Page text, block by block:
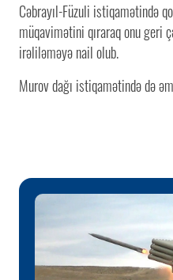
Cəbrayıl-Füzuli istiqamətində
müqavimətini qıraraq onu geri
irəliləməyə nail olub.
Murov dağı istiqamətində də